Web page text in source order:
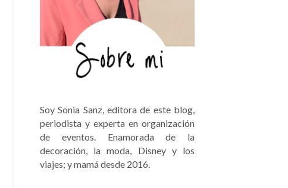
Soy Sonia Sanz, editora de este blog,
periodista y experta en organización
de eventos. Enamorada de la
decoración, la moda, Disney y los
viajes; y mamá desde 2016.